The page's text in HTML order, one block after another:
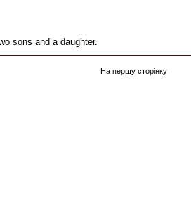
sons and a daughter.
На першу сторінку